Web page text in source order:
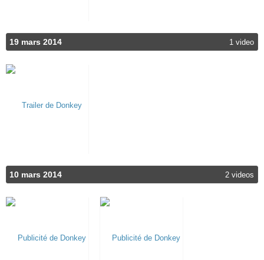
19 mars 2014 1 video
10 mars 2014 2 videos